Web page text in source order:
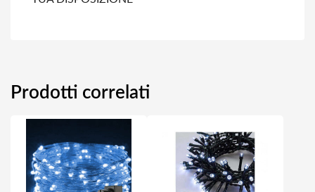
Prodotti correlati